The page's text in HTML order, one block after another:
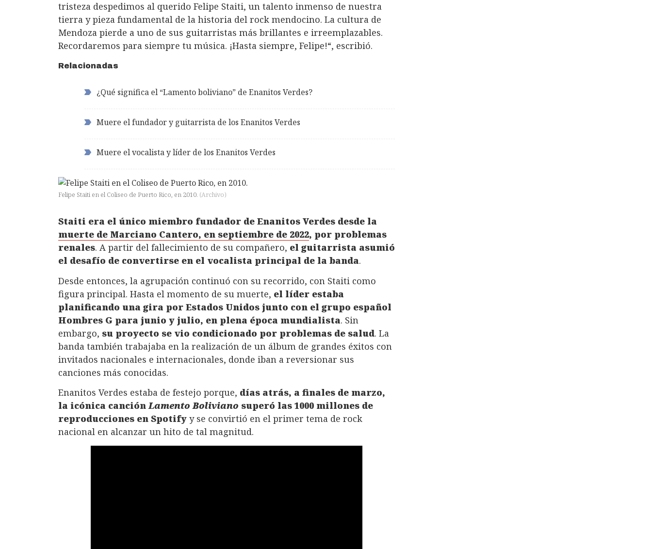
tristeza despedimos al querido Felipe Staiti, un talento inmenso de nuestra
tierra y pieza fundamental de la historia del rock mendocino. La cultura de
Mendoza pierde a uno de sus guitarristas más brillantes e irreemplazables. ​
Recordaremos para siempre tu música. ¡Hasta siempre, Felipe!“, escribió.
Relacionadas
¿Qué significa el “Lamento boliviano” de Enanitos Verdes?
Muere el fundador y guitarrista de los Enanitos Verdes
Muere el vocalista y líder de los Enanitos Verdes
Felipe Staiti en el Coliseo de Puerto Rico, en 2010. (Archivo)
Staiti era el único miembro fundador de Enanitos Verdes desde la
muerte de Marciano Cantero, en septiembre de 2022, por problemas
renales. A partir del fallecimiento de su compañero, el guitarrista asumió
el desafío de convertirse en el vocalista principal de la banda.
Desde entonces, la agrupación continuó con su recorrido, con Staiti como
figura principal. Hasta el momento de su muerte, el líder estaba
planificando una gira por Estados Unidos junto con el grupo español
Hombres G para junio y julio, en plena época mundialista. Sin
embargo, su proyecto se vio condicionado por problemas de salud. La
banda también trabajaba en la realización de un álbum de grandes éxitos con
invitados nacionales e internacionales, donde iban a reversionar sus
canciones más conocidas.
Enanitos Verdes estaba de festejo porque, días atrás, a finales de marzo,
la icónica canciónLamento Boliviano superó las 1000 millones de
reproducciones en Spotify y se convirtió en el primer tema de rock
nacional en alcanzar un hito de tal magnitud.